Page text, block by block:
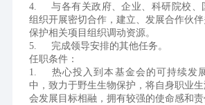
4.	与各有关政府、企业、科研院校、国际机构以及社会
组织开展密切合作，建立、发展合作伙
保护相关项目组织调动资源。
5.	完成领导安排的其他任务。
任职条件：
1.	热心投入到本基金会的可持续发展和生态保护事业
中，致力于野生生物保护，将自身职业
会发展目标相融，拥有较强的使命感和